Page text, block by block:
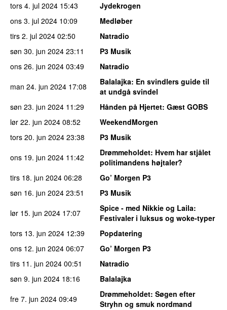
tors 4. jul 2024 15:43
Jydekrogen
ons 3. jul 2024 10:09
Medløber
tirs 2. jul 2024 02:50
Natradio
søn 30. jun 2024 23:11
P3 Musik
ons 26. jun 2024 03:49
Natradio
man 24. jun 2024 17:08 Balalajka: En svindlers guide til
at undgå svindel
søn 23. jun 2024 11:29 Hånden på Hjertet: Gæst GOBS
lør 22. jun 2024 08:52
WeekendMorgen
tors 20. jun 2024 23:38
P3 Musik
ons 19. jun 2024 11:42 Drømmeholdet: Hvem har stjålet
politimandens højtaler?
tirs 18. jun 2024 06:28
Go’ Morgen P3
søn 16. jun 2024 23:51
P3 Musik
lør 15. jun 2024 17:07 Spice - med Nikkie og Laila:
Festivaler i luksus og woke-typer
tors 13. jun 2024 12:39
Popdatering
ons 12. jun 2024 06:07
Go’ Morgen P3
tirs 11. jun 2024 00:51
Natradio
søn 9. jun 2024 18:16
Balalajka
fre 7. jun 2024 09:49 Drømmeholdet: Søgen efter
Stryhn og smuk nordmand